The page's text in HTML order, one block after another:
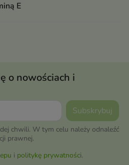
E
o nowościach i
chwili. W tym celu należy odnaleźć
prawnej.
i politykę prywatności.